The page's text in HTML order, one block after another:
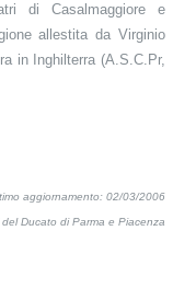
di Casalmaggiore e
allestita da Virginio
in Inghilterra (A.S.C.Pr,
aggiornamento: 02/03/2006
Ducato di Parma e Piacenza